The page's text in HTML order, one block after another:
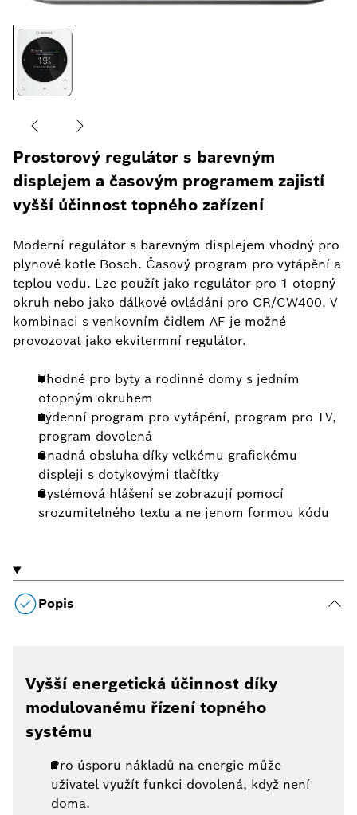
Prostorový regulátor s barevným
displejem a časovým programem zajistí
vyšší účinnost topného zařízení
Moderní regulátor s barevným displejem vhodný pro
plynové kotle Bosch. Časový program pro vytápění a
teplou vodu. Lze použít jako regulátor pro 1 otopný
okruh nebo jako dálkové ovládání pro CR/CW400. V
kombinaci s venkovním čidlem AF je možné
provozovat jako ekvitermní regulátor.
Vhodné pro byty a rodinné domy s jedním
otopným okruhem
Týdenní program pro vytápění, program pro TV,
program dovolená
Snadná obsluha díky velkému grafickému
displeji s dotykovými tlačítky
Systémová hlášení se zobrazují pomocí
srozumitelného textu a ne jenom formou kódu
Popis
Vyšší energetická účinnost díky
modulovanému řízení topného
systému
Pro úsporu nákladů na energie může
uživatel využít funkci dovolená, když není
doma.